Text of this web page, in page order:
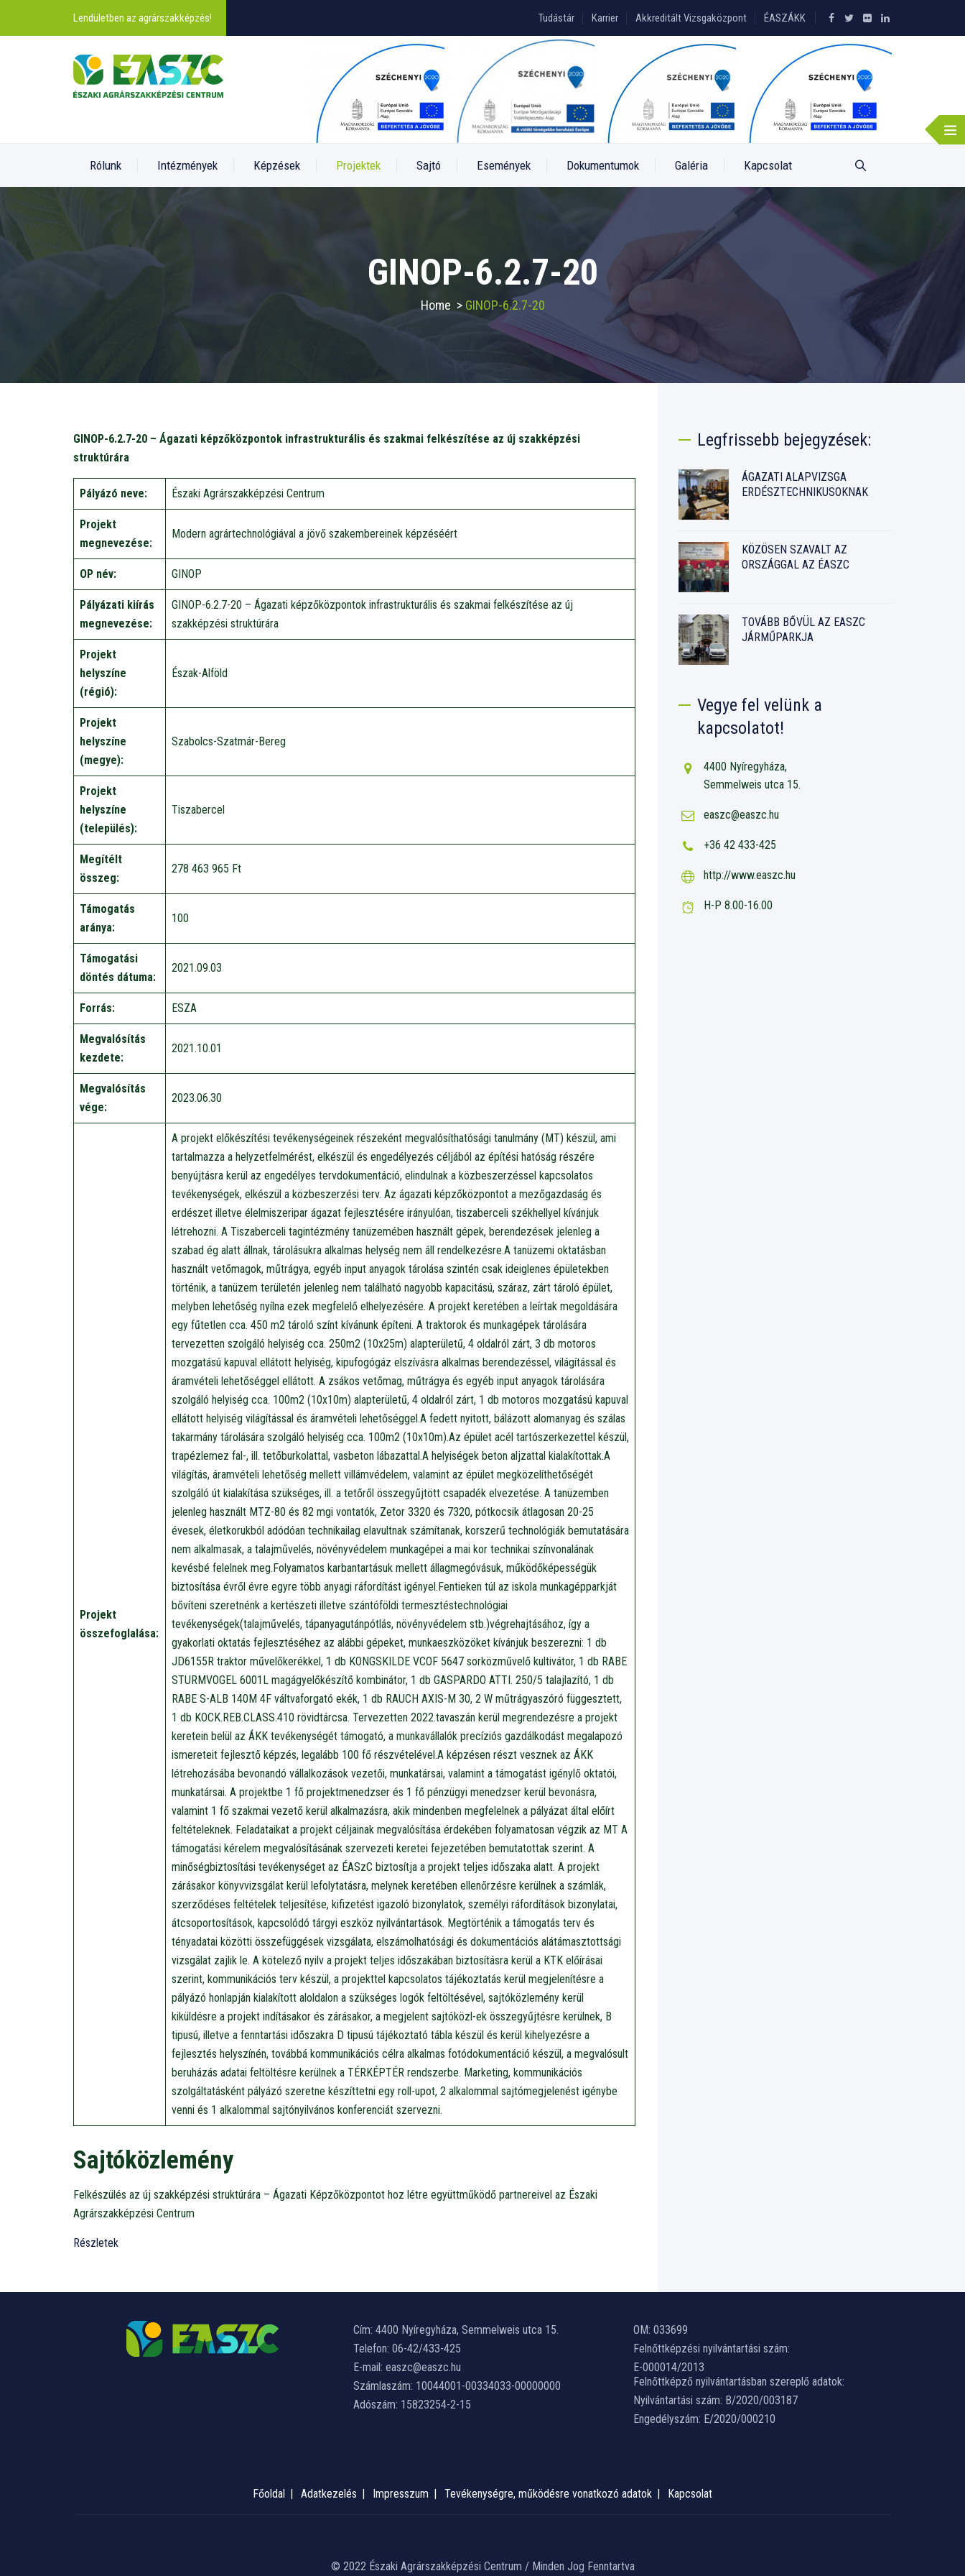
Lendületben az agrárszakképzés! Tudástár Karrier Akkreditált Vizsgaközpont ÉASZÁKK
Rólunk Intézmények Képzések Projektek Sajtó Események Dokumentumok Galéria Kapcsolat
GINOP-6.2.7-20
Home > GINOP-6.2.7-20
GINOP-6.2.7-20 – Ágazati képzőközpontok infrastrukturális és szakmai felkészítése az új szakképzési
struktúrára
Pályázó neve: Északi Agrárszakképzési Centrum
Projekt
megnevezése:
Modern agrártechnológiával a jövő szakembereinek képzéséért
OP név: GINOP
Pályázati kiírás
megnevezése:
GINOP-6.2.7-20 – Ágazati képzőközpontok infrastrukturális és szakmai felkészítése az új
szakképzési struktúrára
Projekt
helyszíne
(régió):
Észak-Alföld
Projekt
helyszíne
(megye):
Szabolcs-Szatmár-Bereg
Projekt
helyszíne
(település):
Tiszabercel
Megítélt
összeg:
278 463 965 Ft
Támogatás
aránya:
100
Támogatási
döntés dátuma:
2021.09.03
Forrás: ESZA
Megvalósítás
kezdete:
2021.10.01
Megvalósítás
vége:
2023.06.30
Projekt
összefoglalása:
A projekt előkészítési tevékenységeinek részeként megvalósíthatósági tanulmány (MT) készül, ami
tartalmazza a helyzetfelmérést, elkészül és engedélyezés céljából az építési hatóság részére
benyújtásra kerül az engedélyes tervdokumentáció, elindulnak a közbeszerzéssel kapcsolatos
tevékenységek, elkészül a közbeszerzési terv. Az ágazati képzőközpontot a mezőgazdaság és
erdészet illetve élelmiszeripar ágazat fejlesztésére irányulóan, tiszaberceli székhellyel kívánjuk
létrehozni. A Tiszaberceli tagintézmény tanüzemében használt gépek, berendezések jelenleg a
szabad ég alatt állnak, tárolásukra alkalmas helység nem áll rendelkezésre.A tanüzemi oktatásban
használt vetőmagok, műtrágya, egyéb input anyagok tárolása szintén csak ideiglenes épületekben
történik, a tanüzem területén jelenleg nem található nagyobb kapacitású, száraz, zárt tároló épület,
melyben lehetőség nyílna ezek megfelelő elhelyezésére. A projekt keretében a leírtak megoldására
egy fűtetlen cca. 450 m2 tároló színt kívánunk építeni. A traktorok és munkagépek tárolására
tervezetten szolgáló helyiség cca. 250m2 (10x25m) alapterületű, 4 oldalról zárt, 3 db motoros
mozgatású kapuval ellátott helyiség, kipufogógáz elszívásra alkalmas berendezéssel, világítással és
áramvételi lehetőséggel ellátott. A zsákos vetőmag, műtrágya és egyéb input anyagok tárolására
szolgáló helyiség cca. 100m2 (10x10m) alapterületű, 4 oldalról zárt, 1 db motoros mozgatású kapuval
ellátott helyiség világítással és áramvételi lehetőséggel.A fedett nyitott, bálázott alomanyag és szálas
takarmány tárolására szolgáló helyiség cca. 100m2 (10x10m).Az épület acél tartószerkezettel készül,
trapézlemez fal-, ill. tetőburkolattal, vasbeton lábazattal.A helyiségek beton aljzattal kialakítottak.A
világítás, áramvételi lehetőség mellett villámvédelem, valamint az épület megközelíthetőségét
szolgáló út kialakítása szükséges, ill. a tetőről összegyűjtött csapadék elvezetése. A tanüzemben
jelenleg használt MTZ-80 és 82 mgi vontatók, Zetor 3320 és 7320, pótkocsik átlagosan 20-25
évesek, életkorukból adódóan technikailag elavultnak számítanak, korszerű technológiák bemutatására
nem alkalmasak, a talajművelés, növényvédelem munkagépei a mai kor technikai színvonalának
kevésbé felelnek meg.Folyamatos karbantartásuk mellett állagmegóvásuk, működőképességük
biztosítása évről évre egyre több anyagi ráfordítást igényel.Fentieken túl az iskola munkagépparkját
bővíteni szeretnénk a kertészeti illetve szántóföldi termesztéstechnológiai
tevékenységek(talajművelés, tápanyagutánpótlás, növényvédelem stb.)végrehajtásához, így a
gyakorlati oktatás fejlesztéséhez az alábbi gépeket, munkaeszközöket kívánjuk beszerezni: 1 db
JD6155R traktor művelőkerékkel, 1 db KONGSKILDE VCOF 5647 sorközművelő kultivátor, 1 db RABE
STURMVOGEL 6001L magágyelőkészítő kombinátor, 1 db GASPARDO ATTI. 250/5 talajlazító, 1 db
RABE S-ALB 140M 4F váltvaforgató ekék, 1 db RAUCH AXIS-M 30, 2 W műtrágyaszóró függesztett,
1 db KOCK.REB.CLASS.410 rövidtárcsa. Tervezetten 2022.tavaszán kerül megrendezésre a projekt
keretein belül az ÁKK tevékenységét támogató, a munkavállalók precíziós gazdálkodást megalapozó
ismereteit fejlesztő képzés, legalább 100 fő részvételével.A képzésen részt vesznek az ÁKK
létrehozásába bevonandó vállalkozások vezetői, munkatársai, valamint a támogatást igénylő oktatói,
munkatársai. A projektbe 1 fő projektmenedzser és 1 fő pénzügyi menedzser kerül bevonásra,
valamint 1 fő szakmai vezető kerül alkalmazásra, akik mindenben megfelelnek a pályázat által előírt
feltételeknek. Feladataikat a projekt céljainak megvalósítása érdekében folyamatosan végzik az MT A
támogatási kérelem megvalósításának szervezeti keretei fejezetében bemutatottak szerint. A
minőségbiztosítási tevékenységet az ÉASzC biztosítja a projekt teljes időszaka alatt. A projekt
zárásakor könyvvizsgálat kerül lefolytatásra, melynek keretében ellenőrzésre kerülnek a számlák,
szerződéses feltételek teljesítése, kifizetést igazoló bizonylatok, személyi ráfordítások bizonylatai,
átcsoportosítások, kapcsolódó tárgyi eszköz nyilvántartások. Megtörténik a támogatás terv és
tényadatai közötti összefüggések vizsgálata, elszámolhatósági és dokumentációs alátámasztottsági
vizsgálat zajlik le. A kötelező nyilv a projekt teljes időszakában biztosításra kerül a KTK előírásai
szerint, kommunikációs terv készül, a projekttel kapcsolatos tájékoztatás kerül megjelenítésre a
pályázó honlapján kialakított aloldalon a szükséges logók feltöltésével, sajtóközlemény kerül
kiküldésre a projekt indításakor és zárásakor, a megjelent sajtóközl-ek összegyűjtésre kerülnek, B
tipusú, illetve a fenntartási időszakra D tipusú tájékoztató tábla készül és kerül kihelyezésre a
fejlesztés helyszínén, továbbá kommunikációs célra alkalmas fotódokumentáció készül, a megvalósult
beruházás adatai feltöltésre kerülnek a TÉRKÉPTÉR rendszerbe. Marketing, kommunikációs
szolgáltatásként pályázó szeretne készíttetni egy roll-upot, 2 alkalommal sajtómegjelenést igénybe
venni és 1 alkalommal sajtónyilvános konferenciát szervezni.
Sajtóközlemény
Felkészülés az új szakképzési struktúrára – Ágazati Képzőközpontot hoz létre együttműködő partnereivel az Északi
Agrárszakképzési Centrum
Részletek
Legfrissebb bejegyzések:
ÁGAZATI ALAPVIZSGA
ERDÉSZTECHNIKUSOKNAK
KÖZÖSEN SZAVALT AZ
ORSZÁGGAL AZ ÉASZC
TOVÁBB BŐVÜL AZ EASZC
JÁRMŰPARKJA
Vegye fel velünk a
kapcsolatot!
4400 Nyíregyháza,
Semmelweis utca 15.
easzc@easzc.hu
+36 42 433-425
http://www.easzc.hu
H-P 8.00-16.00
Cím: 4400 Nyíregyháza, Semmelweis utca 15.
Telefon: 06-42/433-425
E-mail: easzc@easzc.hu
Számlaszám: 10044001-00334033-00000000
Adószám: 15823254-2-15
OM: 033699
Felnőttképzési nyilvántartási szám:
E-000014/2013
Felnőttképző nyilvántartásban szereplő adatok:
Nyilvántartási szám: B/2020/003187
Engedélyszám: E/2020/000210
Főoldal Adatkezelés Impresszum Tevékenységre, működésre vonatkozó adatok Kapcsolat
© 2022 Északi Agrárszakképzési Centrum / Minden Jog Fenntartva